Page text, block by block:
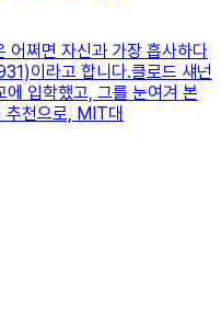
어쩌면 자신과 가장 흡사하다
이라고 합니다.클로드 섀넌
입학했고, 그를 눈여겨 본
추천으로, MIT대